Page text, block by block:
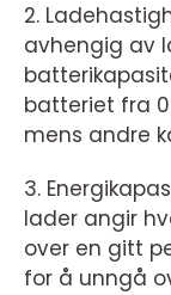
2.
avhengig av
batteriet fra
mens andre
3.
lader angir
over en gitt
for å unngå